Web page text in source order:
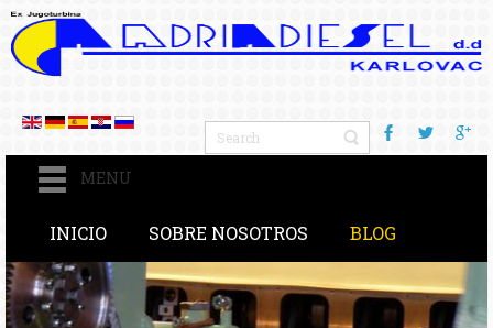
MENU
INICIO SOBRE NOSOTROS BLOG